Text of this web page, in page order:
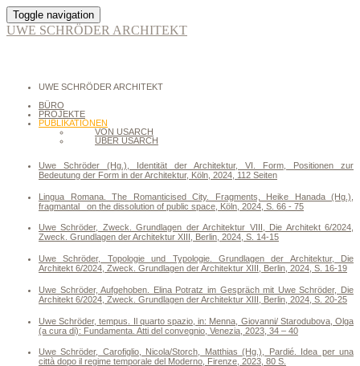
Toggle navigation
UWE SCHRÖDER ARCHITEKT
UWE SCHRÖDER ARCHITEKT
BÜRO
PROJEKTE
PUBLIKATIONEN
VON USARCH
ÜBER USARCH
Uwe Schröder (Hg.), Identität der Architektur, VI. Form, Positionen zur
Bedeutung der Form in der Architektur, Köln, 2024, 112 Seiten
Lingua Romana. The Romanticised City. Fragments, Heike Hanada (Hg.),
fragmantal_ on the dissolution of public space, Köln, 2024, S. 66 - 75
Uwe Schröder, Zweck. Grundlagen der Architektur VIII, Die Architekt 6/2024,
Zweck. Grundlagen der Architektur XIII, Berlin, 2024, S. 14-15
Uwe Schröder, Topologie und Typologie. Grundlagen der Architektur, Die
Architekt 6/2024, Zweck. Grundlagen der Architektur XIII, Berlin, 2024, S. 16-19
Uwe Schröder, Aufgehoben. Elina Potratz im Gespräch mit Uwe Schröder, Die
Architekt 6/2024, Zweck. Grundlagen der Architektur XIII, Berlin, 2024, S. 20-25
Uwe Schröder, tempus. Il quarto spazio, in: Menna, Giovanni/ Starodubova, Olga
(a cura di): Fundamenta. Atti del convegnio, Venezia, 2023, 34 – 40
Uwe Schröder, Carofiglio, Nicola/Storch, Matthias (Hg.), Pardié. Idea per una
città dopo il regime temporale del Moderno, Firenze, 2023, 80 S.